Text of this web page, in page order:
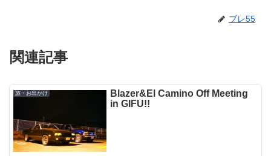
ブレ55
関連記事
旅・お出かけ
Blazer&El Camino Off Meeting
in GIFU!!